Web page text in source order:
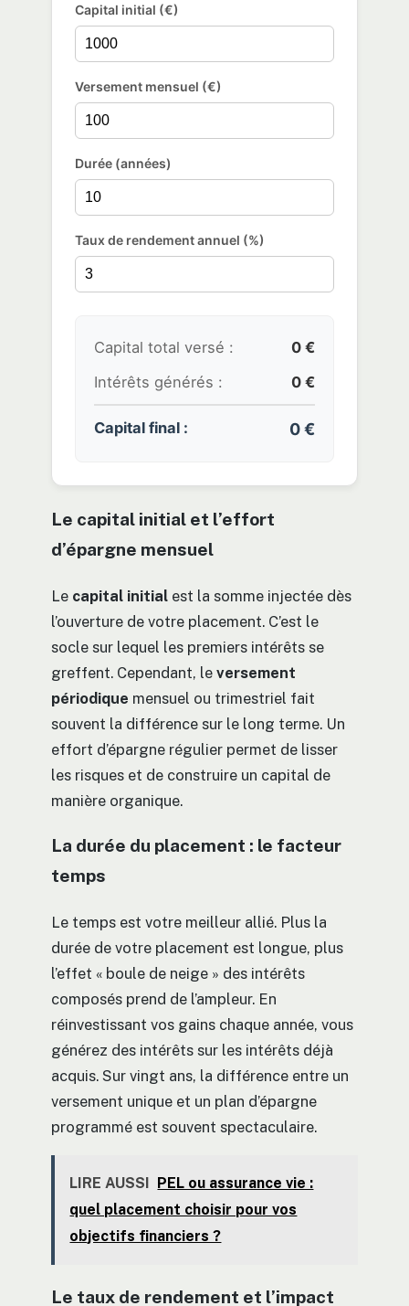
Capital initial (€)
Versement mensuel (€)
Durée (années)
Taux de rendement annuel (%)
Capital total versé :
0 €
Intérêts générés :
0 €
Capital final : 0 €
Le capital initial et l’effort
d’épargne mensuel
Le capital initial est la somme injectée dès
l’ouverture de votre placement. C’est le
socle sur lequel les premiers intérêts se
greffent. Cependant, le versement
périodique mensuel ou trimestriel fait
souvent la différence sur le long terme. Un
effort d’épargne régulier permet de lisser
les risques et de construire un capital de
manière organique.
La durée du placement : le facteur
temps
Le temps est votre meilleur allié. Plus la
durée de votre placement est longue, plus
l’effet « boule de neige » des intérêts
composés prend de l’ampleur. En
réinvestissant vos gains chaque année, vous
générez des intérêts sur les intérêts déjà
acquis. Sur vingt ans, la différence entre un
versement unique et un plan d’épargne
programmé est souvent spectaculaire.
LIRE AUSSI
PEL ou assurance vie :
quel placement choisir pour vos
objectifs financiers ?
Le taux de rendement et l’impact